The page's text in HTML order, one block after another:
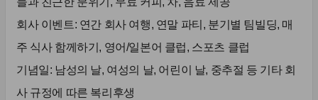
회사 이벤트: 연간 회사 여행, 연말 파티, 분기별 팀빌딩, 매
주 식사 함께하기, 영어/일본어 클럽, 스포츠 클럽
기념일: 남성의 날, 여성의 날, 어린이 날, 중추절 등 기타 회
사 규정에 따른 복리후생